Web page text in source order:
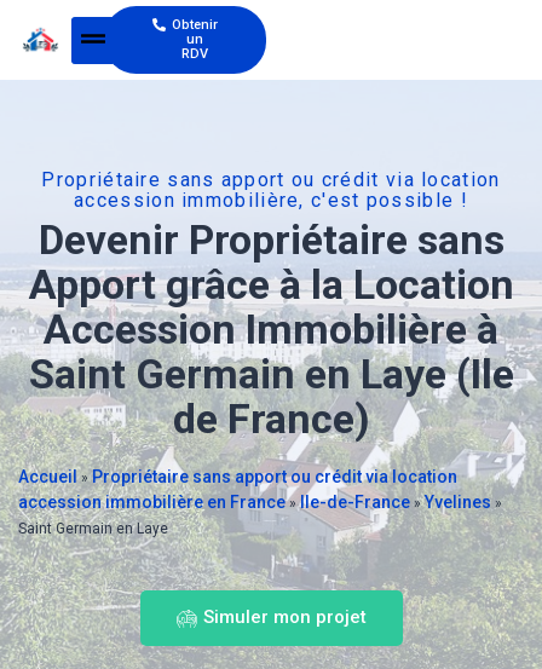
Obtenir
un
RDV
Propriétaire sans apport ou crédit via location
accession immobilière, c'est possible !
Devenir Propriétaire sans
Apport grâce à la Location
Accession Immobilière à
Saint Germain en Laye (Ile
de France)
Accueil» Propriétaire sans apport ou crédit via location
accession immobilière en France»Ile-de-France »Yvelines »
Saint Germain en Laye
Simuler mon projet